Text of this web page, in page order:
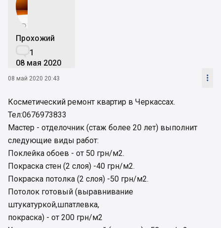
Прохожий
1
08 мая 2020
08 май 2020 20:43 
Косметический ремонт квартир в Черкассах.
Тел:0676973833
Мастер - отделочник (стаж более 20 лет) выполнит
следующие виды работ:
Поклейка обоев - от 50 грн/м2.
Покраска стен (2 слоя) -40 грн/м2.
Покраска потолка (2 слоя) -50 грн/м2.
Потолок готовый (выравнивание
штукатуркой,шпатлевка,
покраска) - от 200 грн/м2